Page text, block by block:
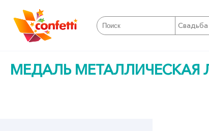
Свадьба
МЕДАЛЬ МЕТАЛЛИЧЕСКАЯ